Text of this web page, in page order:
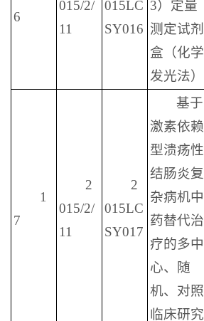
6
015/2/
11
015LC
SY016
3）定量
测定试剂
盒（化学
发光法）
1
7
2
015/2/
11
2
015LC
SY017
基于
激素依赖
型溃疡性
结肠炎复
杂病机中
药替代治
疗的多中
心、随
机、对照
临床研究